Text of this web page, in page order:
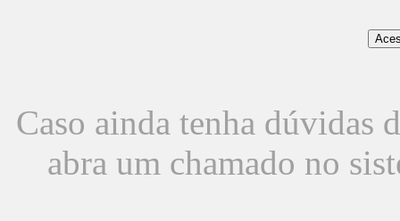
Caso ainda tenha dúvidas
abra um chamado no